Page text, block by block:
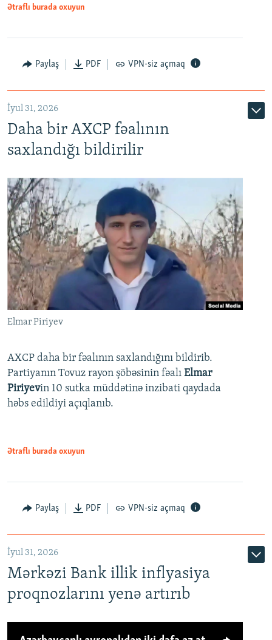
Ətraflı burada oxuyun
Paylaş PDF VPN-siz açmaq
İyul 31, 2026
Daha bir AXCP fəalının
saxlandığı bildirilir
Elmar Piriyev
AXCP daha bir fəalının saxlandığını bildirib.
Partiyanın Tovuz rayon şöbəsinin fəalı Elmar
Piriyevin 10 sutka müddətinə inzibati qaydada
həbs edildiyi açıqlanıb.
Ətraflı burada oxuyun
Paylaş PDF VPN-siz açmaq
İyul 31, 2026
Mərkəzi Bank illik inflyasiya
proqnozlarını yenə artırıb